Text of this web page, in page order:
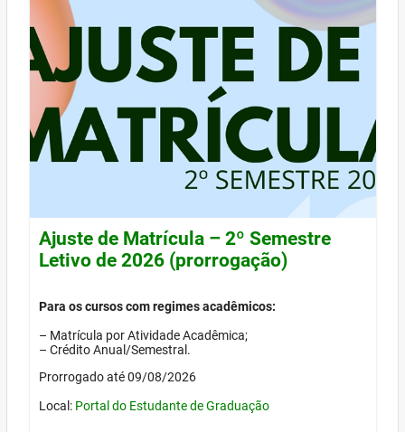
Ajuste de Matrícula – 2º Semestre
Letivo de 2026 (prorrogação)
Para os cursos com regimes acadêmicos:
– Matrícula por Atividade Acadêmica;
– Crédito Anual/Semestral.
Prorrogado até 09/08/2026
Local: Portal do Estudante de Graduação